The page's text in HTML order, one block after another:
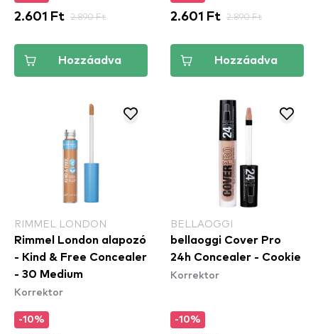
2.601 Ft 2.890 Ft
Hozzáadva
2.601 Ft 2.890 Ft
Hozzáadva
RIMMEL LONDON
Rimmel London alapozó
- Kind & Free Concealer
- 30 Medium
Korrektor
-10%
BELLAOGGI
bellaoggi Cover Pro
24h Concealer - Cookie
Korrektor
-10%